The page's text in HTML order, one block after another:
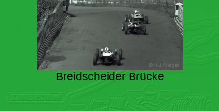
Breidscheider Brücke